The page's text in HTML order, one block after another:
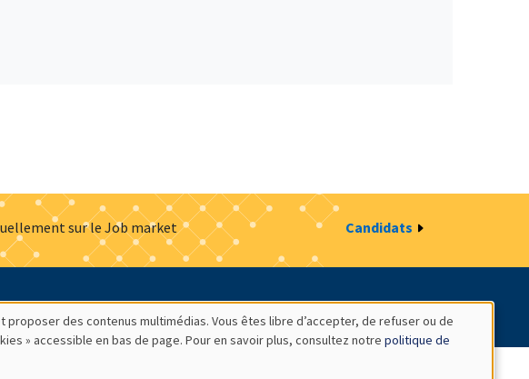
sur le Job market Candidats
légales Gestion des cookies Intranet
des contenus multimédias. Vous êtes libre d’accepter, de refuser ou de
» accessible en bas de page. Pour en savoir plus, consultez notre politique de